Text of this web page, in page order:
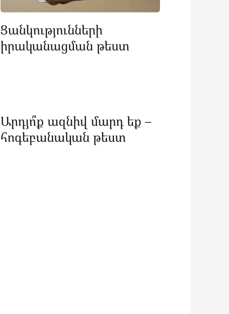
Ցանկությունների
իրականացման թեստ
Արդյո՞ք ազնիվ մարդ եք –
հոգեբանական թեստ